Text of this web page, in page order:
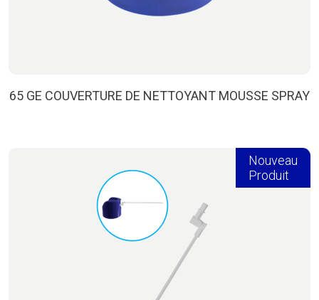
65 GE COUVERTURE DE NETTOYANT MOUSSE SPRAY
Nouveau
Produit